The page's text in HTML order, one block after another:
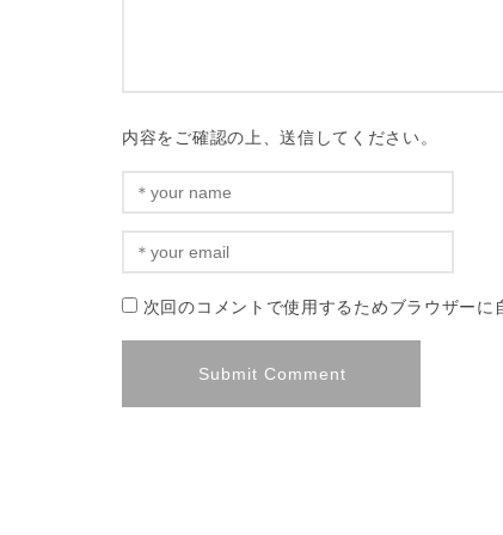
内容をご確認の上、送信してください。
次回のコメントで使用するためブラウザーに